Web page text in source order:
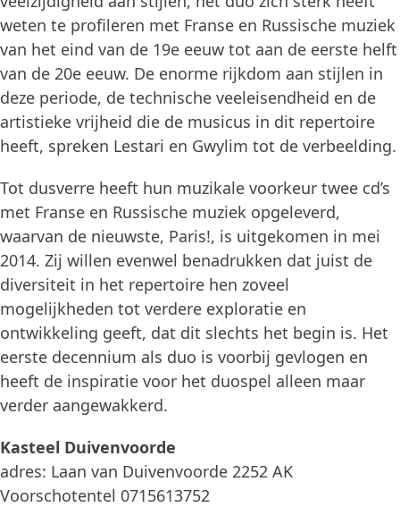
weten te profileren met Franse en Russische muziek
van het eind van de 19e eeuw tot aan de eerste helft
van de 20e eeuw. De enorme rijkdom aan stijlen in
deze periode, de technische veeleisendheid en de
artistieke vrijheid die de musicus in dit repertoire
heeft, spreken Lestari en Gwylim tot de verbeelding.
Tot dusverre heeft hun muzikale voorkeur twee cd’s
met Franse en Russische muziek opgeleverd,
waarvan de nieuwste, Paris!, is uitgekomen in mei
2014. Zij willen evenwel benadrukken dat juist de
diversiteit in het repertoire hen zoveel
mogelijkheden tot verdere exploratie en
ontwikkeling geeft, dat dit slechts het begin is. Het
eerste decennium als duo is voorbij gevlogen en
heeft de inspiratie voor het duospel alleen maar
verder aangewakkerd.
Kasteel Duivenvoorde
adres: Laan van Duivenvoorde 2252 AK
Voorschotentel 0715613752